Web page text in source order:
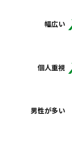
幅広い
個人重視
男性が多い